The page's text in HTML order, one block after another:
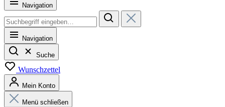
Navigation
Navigation
Suche
Wunschzettel
Mein Konto
Menü schließen